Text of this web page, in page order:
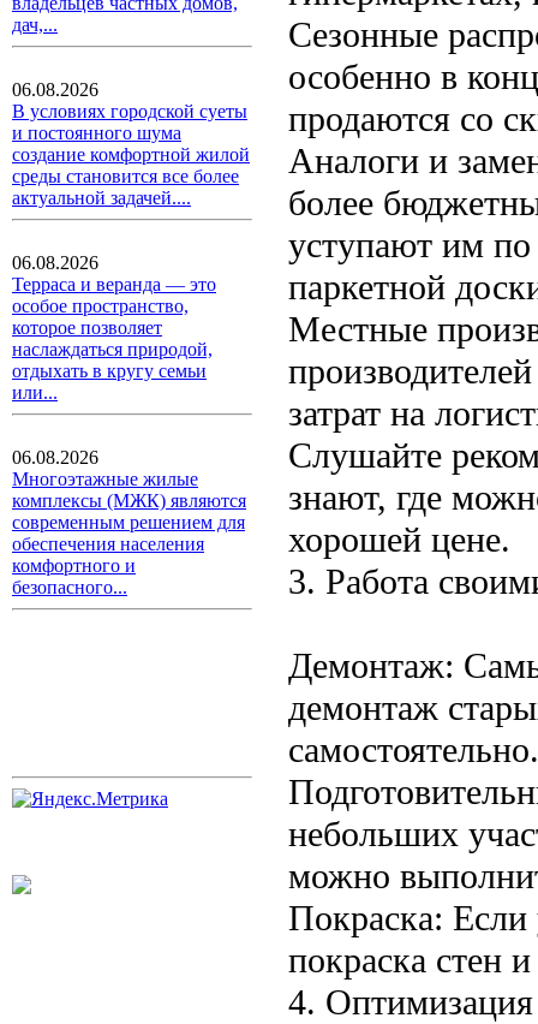
дач,...
06.08.2026
В условиях городской суеты
и постоянного шума
создание комфортной жилой
среды становится все более
актуальной задачей....
06.08.2026
Терраса и веранда — это
особое пространство,
которое позволяет
наслаждаться природой,
отдыхать в кругу семьи
или...
06.08.2026
Многоэтажные жилые
комплексы (МЖК) являются
современным решением для
обеспечения населения
комфортного и
безопасного...
Сезонные
особенно в
продаются со
Аналоги и
более
уступают им по
паркетной
Местные
затрат на
Слушайте
знают, где
хорошей цене.
3. Работа
Демонтаж:
демонтаж
небольших
можно
Покраска:
покраска стен
4. Оптимизация